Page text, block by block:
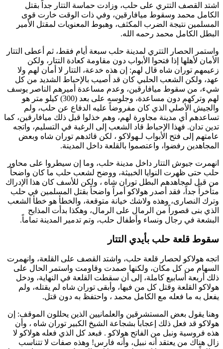
اشتد القصف التتري على حلب، وزادت حماسة التتار جداً بقتل
الكامل محمد وسقوط ميافارقين، وفي ذات الوقت خارت قوى
المسلمين نتيجة الضرب المكثف، وهبوط المعنويات لمقتل الأمير
البطل الكامل محمد رحمه الله.
واستمر الحصار التتري لمدينة حلب سبعة أيام فقط، ثم أعطى التتار
الأمان لأهلها إذا فتحوا الأبواب دون مقاومة كعادة التتار، ولكن
زعيمهم توران شاه قال لهم: إن هذه خدعة، التتار لا أمان لهم ولا
عهد، ولكن الشعب الحلبي كان قد أصيب بالإحباط الشديد من كل
شيء، من سقوط ميافارقين، وعدم مساعدة أميرهم
الناصر يوسف
لهم وتركهم دون مساعدة، وجلوسه على بعد (300) كيلو متر هو
والجيش الأصلي الذي كان مفروضاً عليه الدفاع عن حلب، ولم
تساعدهم أي مدينة مجاورة لهم، وهم خذلوا قبل ذلك ميافارقين، كما
تدين تدان. فهذا الإحباط قاد الشعب إلى الرغبة في التسليم، واتجه
عامتهم إلى فتح الأبواب لـهولاكو ، لكن قائدهم توران شاه وبعض
المجاهدين رفضوا، واعتصموا بالقلعة داخل المدينة.
انهمرت جيوش التتار داخل مدينة حلب، وما إن سيطروا على محاور
حلب حتى ظهرت النوايا الخبيثة، ووضح لشعب حلب ما كان واضحاً
من قبل لمجاهدهم البطل توران شاه ، ولكن للأسف كان هذا الإدراك
متأخراً جداً، فقد أصدر هولاكو أمراً واضحاً بقتل المسلمين في حلب
وترك النصارى، وهذه ولاشك خيانة متوقعة، والخطأ هو خطأ الشعب
الذي بنى قصوراً من الرمال على الرمال، وهكذا بدأت المذابح
البشعة في رجال ونساء وأطفال حلب، وتم تدمير المدينة تماماً.
سقوط قلعة حلب بأيدي التتار
اتجه هولاكو لحصار قلعة حلب، واشتد القصف على القلعة، وانهمرت
السهام من كل مكان، ولكنها صمدت وقاومت واستمر الحال على
ذلك أربعة أسابيع كاملة، إلى أن سقطت القلعة في النهاية، ودخل
هولاكو القلعة وقتل كل من فيها، وأبقى توران شاه لم يقتله، ولم
يفعل به ما فعله مع الكامل محمد ، واحتفظ به دون قتل.
وهنا يقول بعض المستشرقين والعلمانيين الذين يحللون الموقف: إن
هولاكو قد فعل ذلك إعجاباً بشجاعة الشيخ الكبير توران شاه ، وأن
هذه فروسية ونبل من الفاتح هولاكو . فبعد كل الذي فعله هولاكو لا
زال هناك من يعتقد أنه نبيل، وأنه فارس! وهذه صفات لا تتناسب